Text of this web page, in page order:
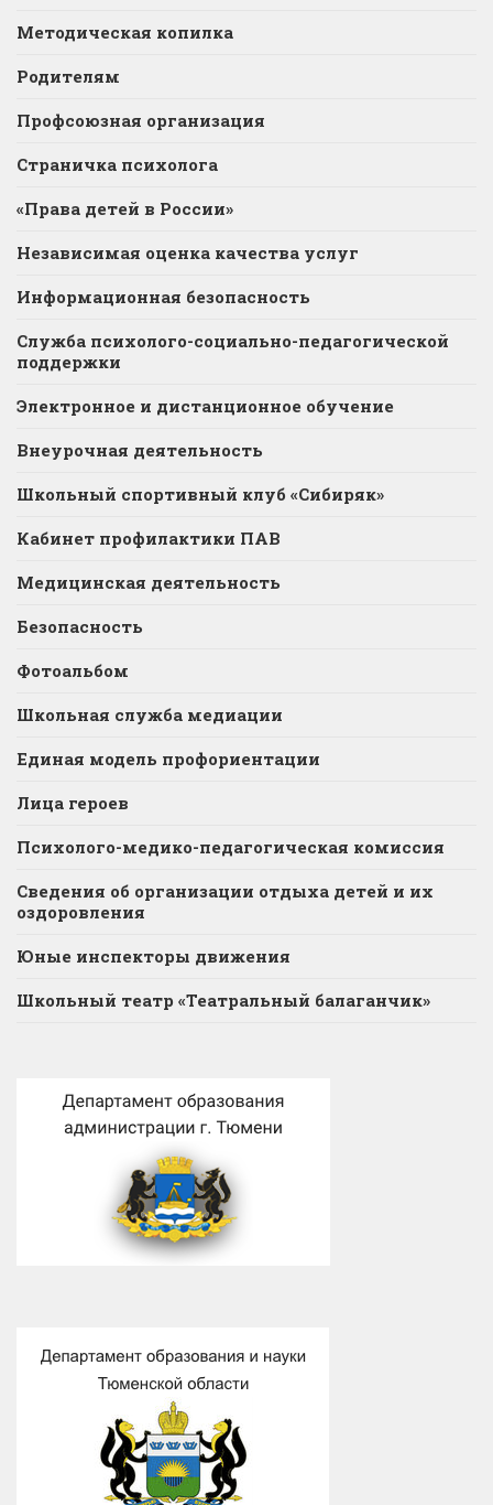
Методическая копилка
Родителям
Профсоюзная организация
Страничка психолога
«Права детей в России»
Независимая оценка качества услуг
Информационная безопасность
Служба психолого-социально-педагогической
поддержки
Электронное и дистанционное обучение
Внеурочная деятельность
Школьный спортивный клуб «Сибиряк»
Кабинет профилактики ПАВ
Медицинская деятельность
Безопасность
Фотоальбом
Школьная служба медиации
Единая модель профориентации
Лица героев
Психолого-медико-педагогическая комиссия
Сведения об организации отдыха детей и их
оздоровления
Юные инспекторы движения
Школьный театр «Театральный балаганчик»